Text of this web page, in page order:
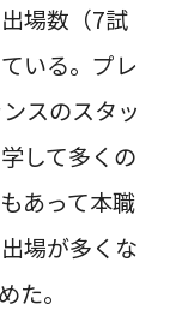
場数（7試
いる。プレ
スのスタッ
して多くの
あって本職
場が多くな
た。